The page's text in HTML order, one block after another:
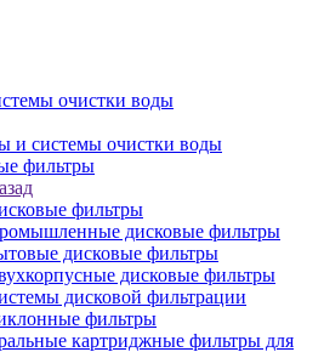
очистки воды
и системы очистки воды
фильтры
фильтры
дисковые фильтры
дисковые фильтры
дисковые фильтры
дисковой фильтрации
фильтры
картриджные фильтры для